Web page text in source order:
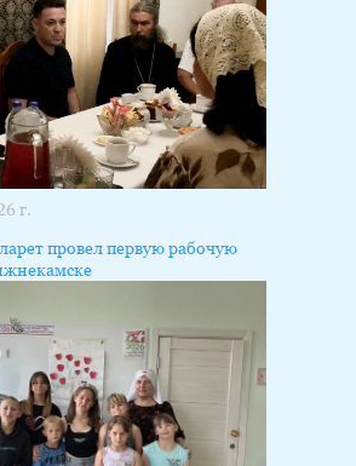
г.
провел первую рабочую